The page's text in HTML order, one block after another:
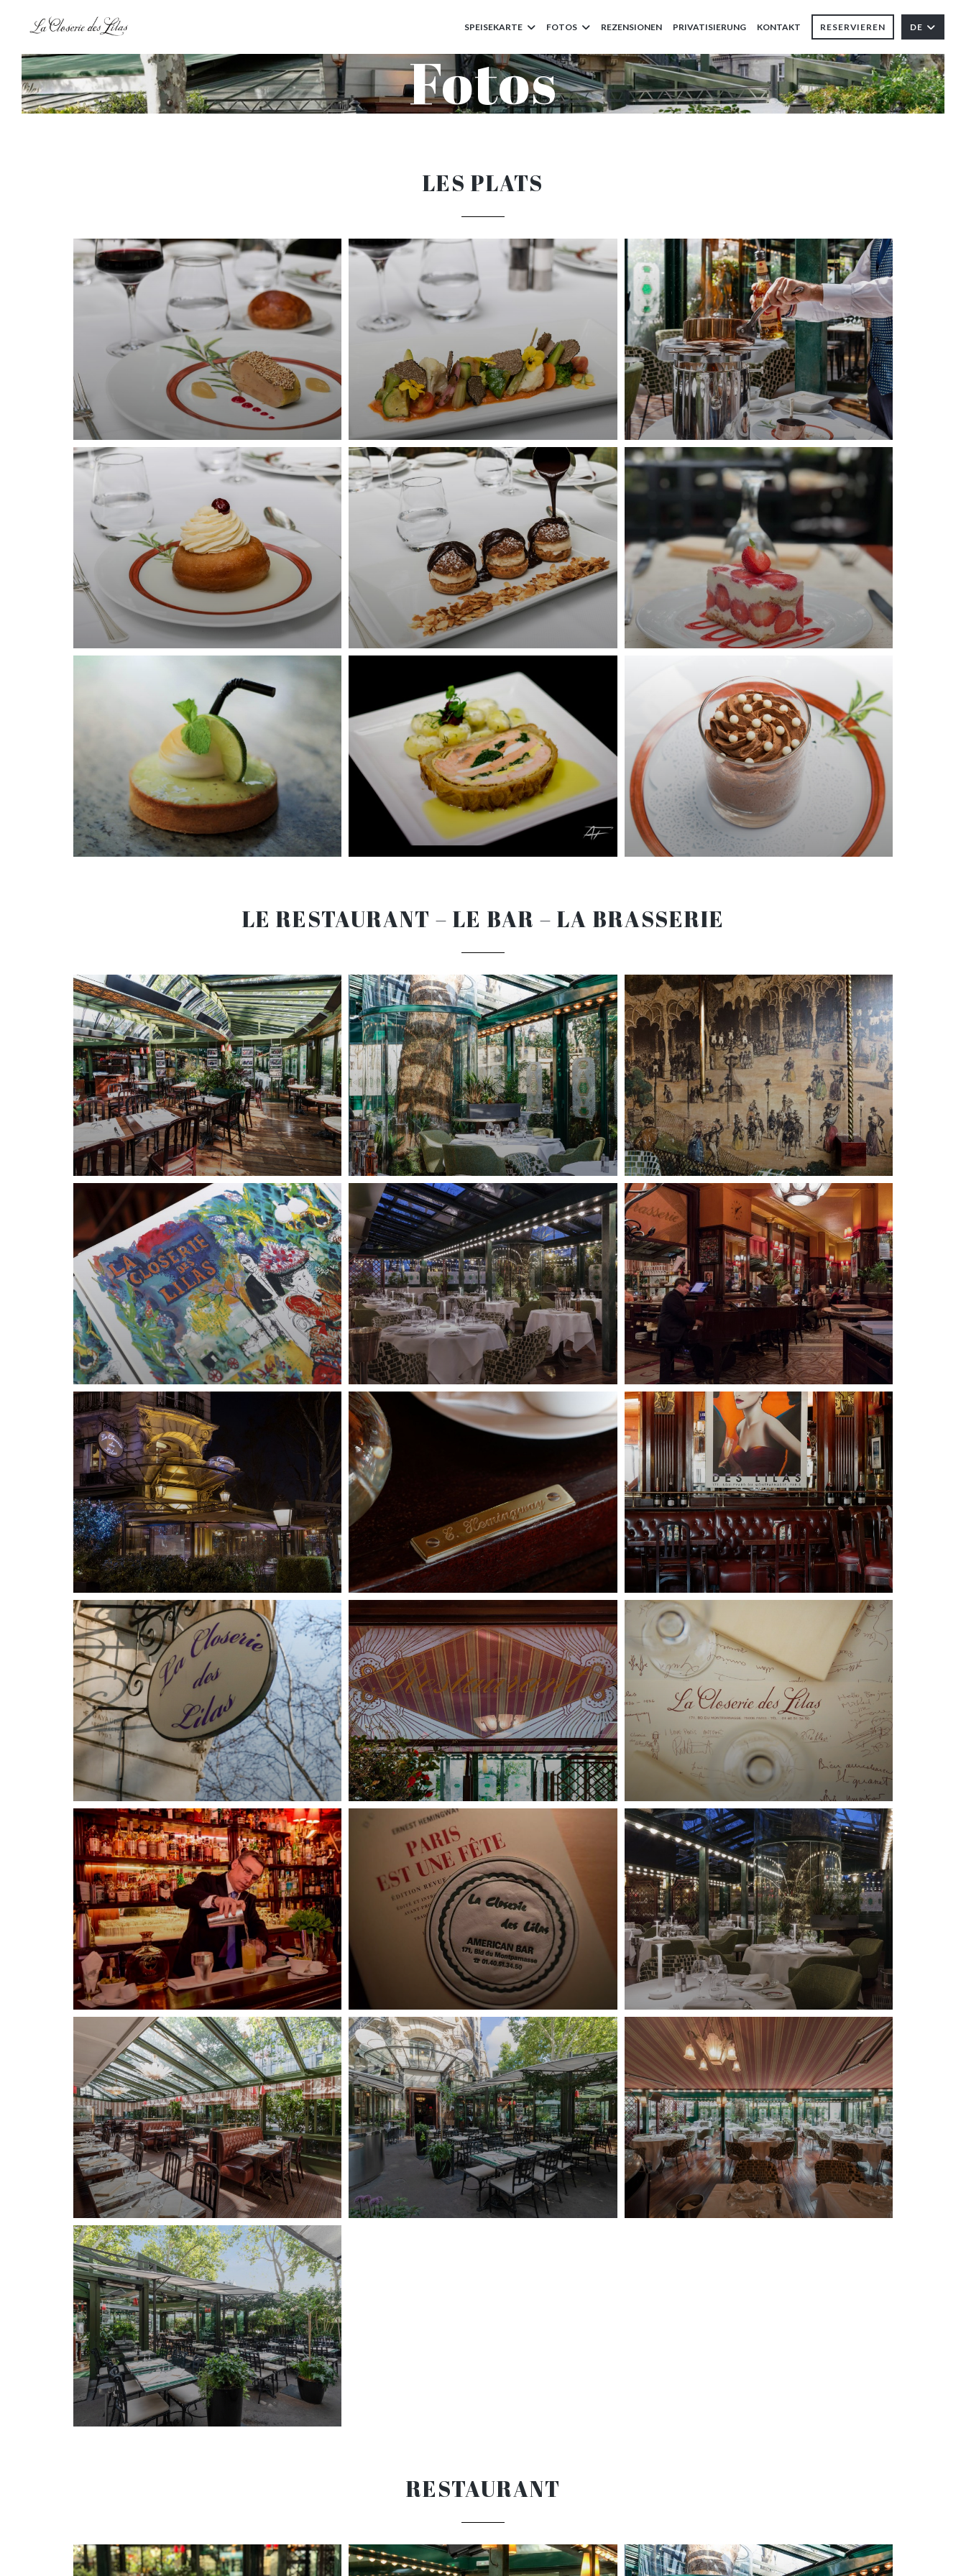
SPEISEKARTE FOTOS REZENSIONEN PRIVATISIERUNG KONTAKT RESERVIEREN DE
Fotos
LES PLATS
LE RESTAURANT – LE BAR – LA BRASSERIE
RESTAURANT